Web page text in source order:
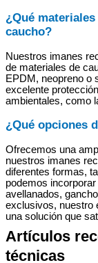
¿Qué
caucho?
Nuestros imanes
de materiales de
EPDM, neopreno o
excelente
ambientales, como
¿Qué opciones
Ofrecemos una
nuestros imanes
diferentes formas,
podemos
avellanados,
exclusivos, nuestro
una solución que
Artículos
técnicas